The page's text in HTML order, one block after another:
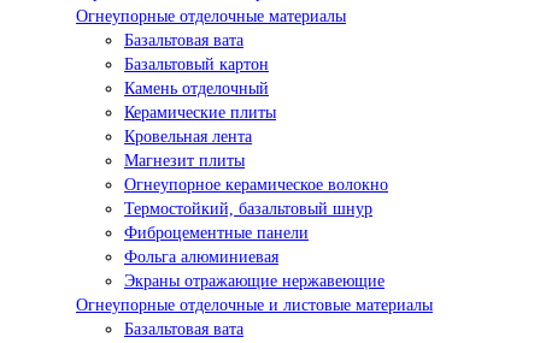
Огнеупорные отделочные материалы
Базальтовая вата
Базальтовый картон
Камень отделочный
Керамические плиты
Кровельная лента
Магнезит плиты
Огнеупорное керамическое волокно
Термостойкий, базальтовый шнур
Фиброцементные панели
Фольга алюминиевая
Экраны отражающие нержавеющие
Огнеупорные отделочные и листовые материалы
Базальтовая вата